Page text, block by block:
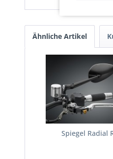
Ähnliche Artikel
Spiegel Radial